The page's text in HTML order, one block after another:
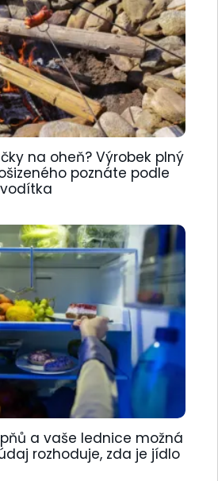
na oheň? Výrobek plný
poznáte podle
a vaše lednice možná
rozhoduje, zda je jídlo